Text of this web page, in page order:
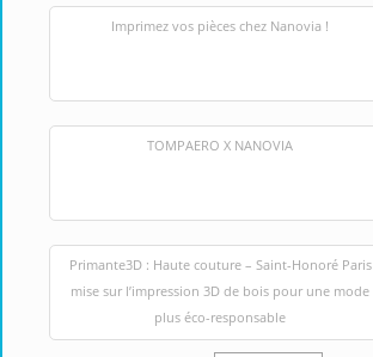
Imprimez vos pièces chez Nanovia !
TOMPAERO X NANOVIA
Primante3D : Haute couture – Saint-Honoré Paris
mise sur l’impression 3D de bois pour une mode
plus éco-responsable